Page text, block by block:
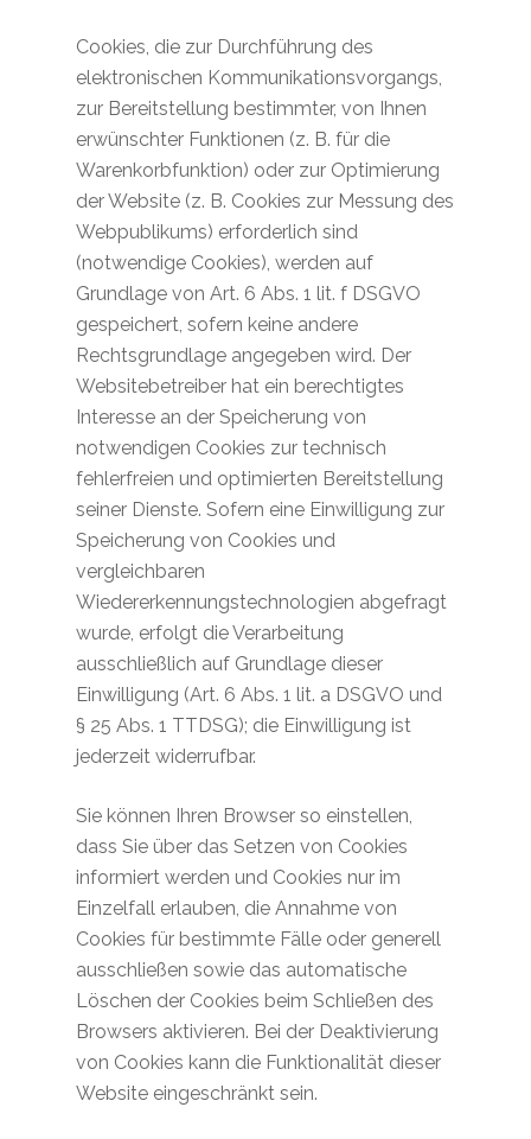
Cookies, die zur Durchführung des
elektronischen Kommunikationsvorgangs,
zur Bereitstellung bestimmter, von Ihnen
erwünschter Funktionen (z. B. für die
Warenkorbfunktion) oder zur Optimierung
der Website (z. B. Cookies zur Messung des
Webpublikums) erforderlich sind
(notwendige Cookies), werden auf
Grundlage von Art. 6 Abs. 1 lit. f DSGVO
gespeichert, sofern keine andere
Rechtsgrundlage angegeben wird. Der
Websitebetreiber hat ein berechtigtes
Interesse an der Speicherung von
notwendigen Cookies zur technisch
fehlerfreien und optimierten Bereitstellung
seiner Dienste. Sofern eine Einwilligung zur
Speicherung von Cookies und
vergleichbaren
Wiedererkennungstechnologien abgefragt
wurde, erfolgt die Verarbeitung
ausschließlich auf Grundlage dieser
Einwilligung (Art. 6 Abs. 1 lit. a DSGVO und
§ 25 Abs. 1 TTDSG); die Einwilligung ist
jederzeit widerrufbar.
Sie können Ihren Browser so einstellen,
dass Sie über das Setzen von Cookies
informiert werden und Cookies nur im
Einzelfall erlauben, die Annahme von
Cookies für bestimmte Fälle oder generell
ausschließen sowie das automatische
Löschen der Cookies beim Schließen des
Browsers aktivieren. Bei der Deaktivierung
von Cookies kann die Funktionalität dieser
Website eingeschränkt sein.